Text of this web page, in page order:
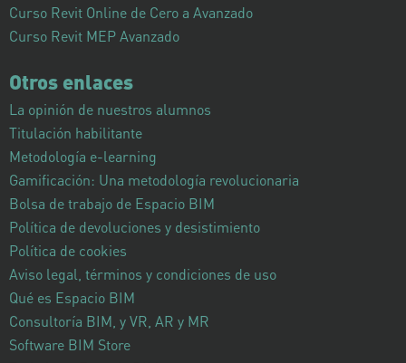
Curso Revit Online de Cero a Avanzado
Curso Revit MEP Avanzado
Otros enlaces
La opinión de nuestros alumnos
Titulación habilitante
Metodología e-learning
Gamificación: Una metodología revolucionaria
Bolsa de trabajo de Espacio BIM
Política de devoluciones y desistimiento
Política de cookies
Aviso legal, términos y condiciones de uso
Qué es Espacio BIM
Consultoría BIM, y VR, AR y MR
Software BIM Store